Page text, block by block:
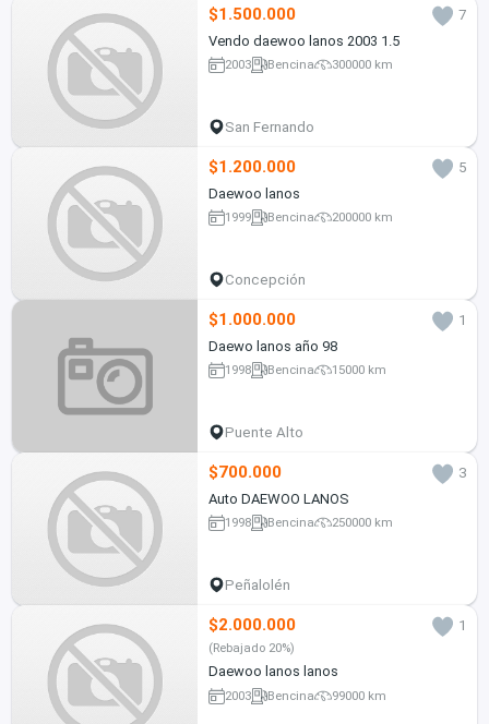
$1.500.000
7
Vendo daewoo lanos 2003 1.5
2003 Bencina 300000 km
San Fernando
$1.200.000
5
Daewoo lanos
1999 Bencina 200000 km
Concepción
$1.000.000
1
Daewo lanos año 98
1998 Bencina 15000 km
Puente Alto
$700.000
3
Auto DAEWOO LANOS
1998 Bencina 250000 km
Peñalolén
$2.000.000 1
(Rebajado 20%)
Daewoo lanos lanos
2003 Bencina 99000 km